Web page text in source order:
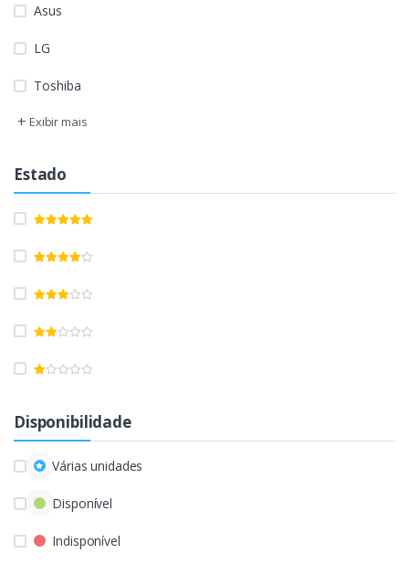
Asus
LG
Toshiba
+ Exibir mais
Estado
Disponibilidade
Várias unidades
Disponível
Indisponível